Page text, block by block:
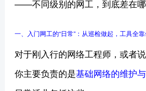
——不同级别的网工，到底差在哪
一、入门网工的“日常”：从巡检做起，工具全
对于刚入行的网络工程师，或者说
你主要负责的是基础网络的维护